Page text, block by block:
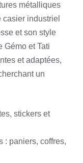
métalliques
casier industriel
et son style
Gémo et Tati
et adaptées,
un
stickers et
: paniers, coffres,